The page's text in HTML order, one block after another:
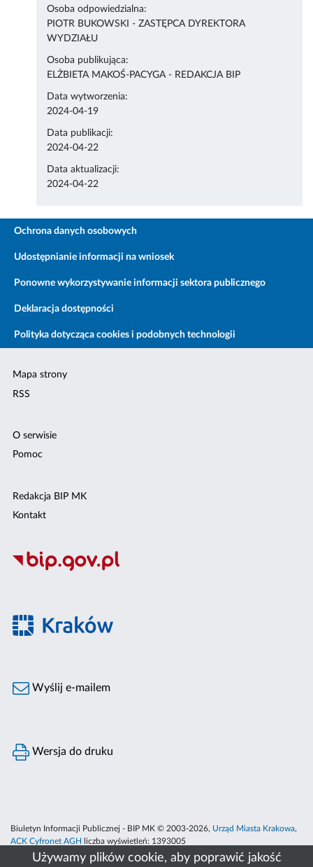
Używamy plików cookie, aby poprawić jakość
Osoba odpowiedzialna:
PIOTR BUKOWSKI - ZASTĘPCA DYREKTORA
WYDZIAŁU
Osoba publikująca:
ELŻBIETA MAKOŚ-PACYGA - REDAKCJA BIP
Data wytworzenia:
2024-04-19
Data publikacji:
2024-04-22
Data aktualizacji:
2024-04-22
Ochrona danych osobowych
Udostępnianie informacji na wniosek
Ponowne wykorzystywanie informacji sektora publicznego
Deklaracja dostępności
Polityka dotycząca cookies i podobnych technologii
Mapa strony
RSS
O serwisie
Pomoc
Redakcja BIP MK
Kontakt
Wyślij e-mailem
Wersja do druku
Biuletyn Informacji Publicznej - BIP MK © 2003-2026, Urząd Miasta Krakowa,
ACK Cyfronet AGH
liczba wyświetleń: 1393005